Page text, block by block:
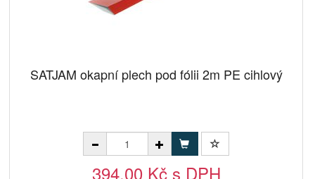
SATJAM okapní plech pod fólii 2m PE cihlový
394,00 Kč s DPH